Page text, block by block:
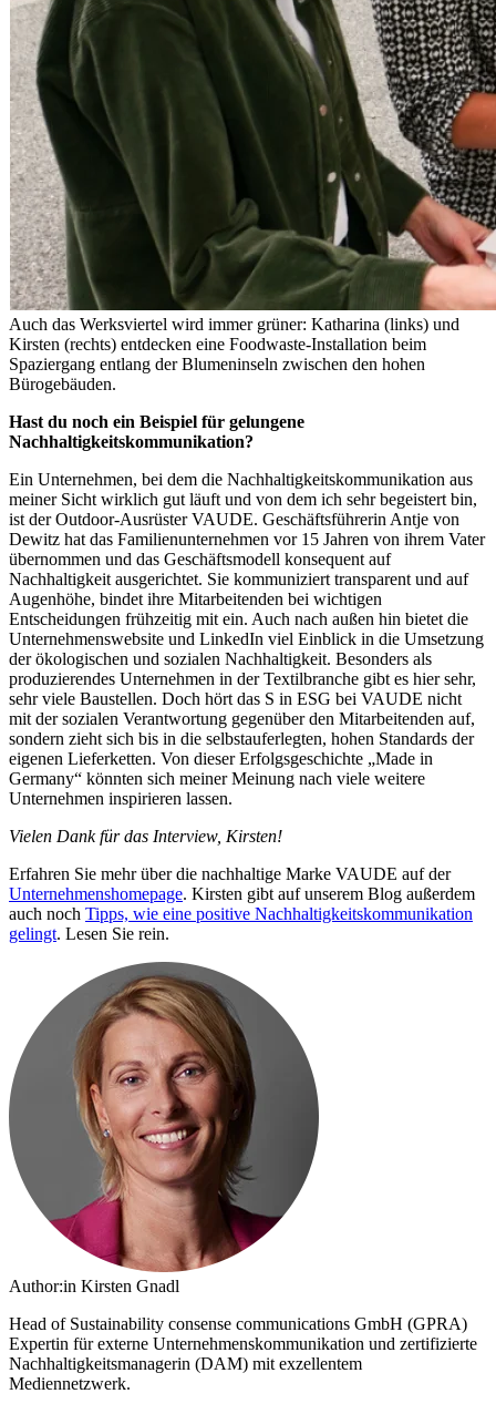
Auch das Werksviertel wird immer grüner: Katharina (links) und
Kirsten (rechts) entdecken eine Foodwaste-Installation beim
Spaziergang entlang der Blumeninseln zwischen den hohen
Bürogebäuden.
Hast du noch ein Beispiel für gelungene
Nachhaltigkeitskommunikation?
Ein Unternehmen, bei dem die Nachhaltigkeitskommunikation aus
meiner Sicht wirklich gut läuft und von dem ich sehr begeistert bin,
ist der Outdoor-Ausrüster VAUDE. Geschäftsführerin Antje von
Dewitz hat das Familienunternehmen vor 15 Jahren von ihrem Vater
übernommen und das Geschäftsmodell konsequent auf
Nachhaltigkeit ausgerichtet. Sie kommuniziert transparent und auf
Augenhöhe, bindet ihre Mitarbeitenden bei wichtigen
Entscheidungen frühzeitig mit ein. Auch nach außen hin bietet die
Unternehmenswebsite und LinkedIn viel Einblick in die Umsetzung
der ökologischen und sozialen Nachhaltigkeit. Besonders als
produzierendes Unternehmen in der Textilbranche gibt es hier sehr,
sehr viele Baustellen. Doch hört das S in ESG bei VAUDE nicht
mit der sozialen Verantwortung gegenüber den Mitarbeitenden auf,
sondern zieht sich bis in die selbstauferlegten, hohen Standards der
eigenen Lieferketten. Von dieser Erfolgsgeschichte „Made in
Germany“ könnten sich meiner Meinung nach viele weitere
Unternehmen inspirieren lassen.
Vielen Dank für das Interview, Kirsten!
Erfahren Sie mehr über die nachhaltige Marke VAUDE auf der
Unternehmenshomepage. Kirsten gibt auf unserem Blog außerdem
auch noch Tipps, wie eine positive Nachhaltigkeitskommunikation
gelingt. Lesen Sie rein.
Author:in Kirsten Gnadl
Head of Sustainability consense communications GmbH (GPRA)
Expertin für externe Unternehmenskommunikation und zertifizierte
Nachhaltigkeitsmanagerin (DAM) mit exzellentem
Mediennetzwerk.